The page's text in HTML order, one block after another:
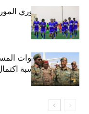
الهلال بطلاً للدوري
الهلال يهنئ القوات
السوداني بمناسبة
الخرطوم